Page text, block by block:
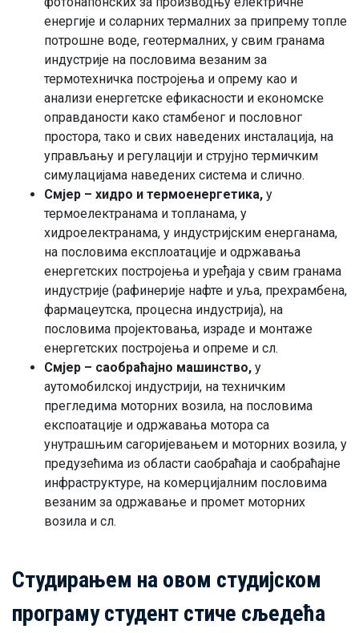
енергије и соларних термалних за припрему топле
потрошне воде, геотермалних, у свим гранама
индустрије на пословима везаним за
термотехничка постројења и опрему као и
анализи енергетске ефикасности и економске
оправданости како стамбеног и пословног
простора, тако и свих наведених инсталација, на
управљању и регулацији и струјно термичким
симулацијама наведених система и слично.
Смјер – хидро и термоенергетика, у
термоелектранама и топланама, у
хидроелектранама, у индустријским енерганама,
на пословима експлоатације и одржавања
енергетских постројења и уређаја у свим гранама
индустрије (рафинерије нафте и уља, прехрамбена,
фармацеутска, процесна индустрија), на
пословима пројектовања, израде и монтаже
енергетских постројења и опреме и сл.
Смјер – саобраћајно машинство, у
аутомобилској индустрији, на техничким
прегледима моторних возила, на пословима
експоатације и одржавања мотора са
унутрашњим сагоријевањем и моторних возила, у
предузећима из области саобраћаја и саобраћајне
инфраструктуре, на комерцијалним пословима
везаним за одржавање и промет моторних
возила и сл.
Студирањем на овом студијском
програму студент стиче сљедећа